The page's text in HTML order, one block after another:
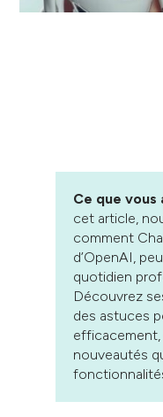
Ce que vous
cet article,
comment
d’OpenAI,
quotidien
Découvrez
des astuces
efficacement,
nouveautés